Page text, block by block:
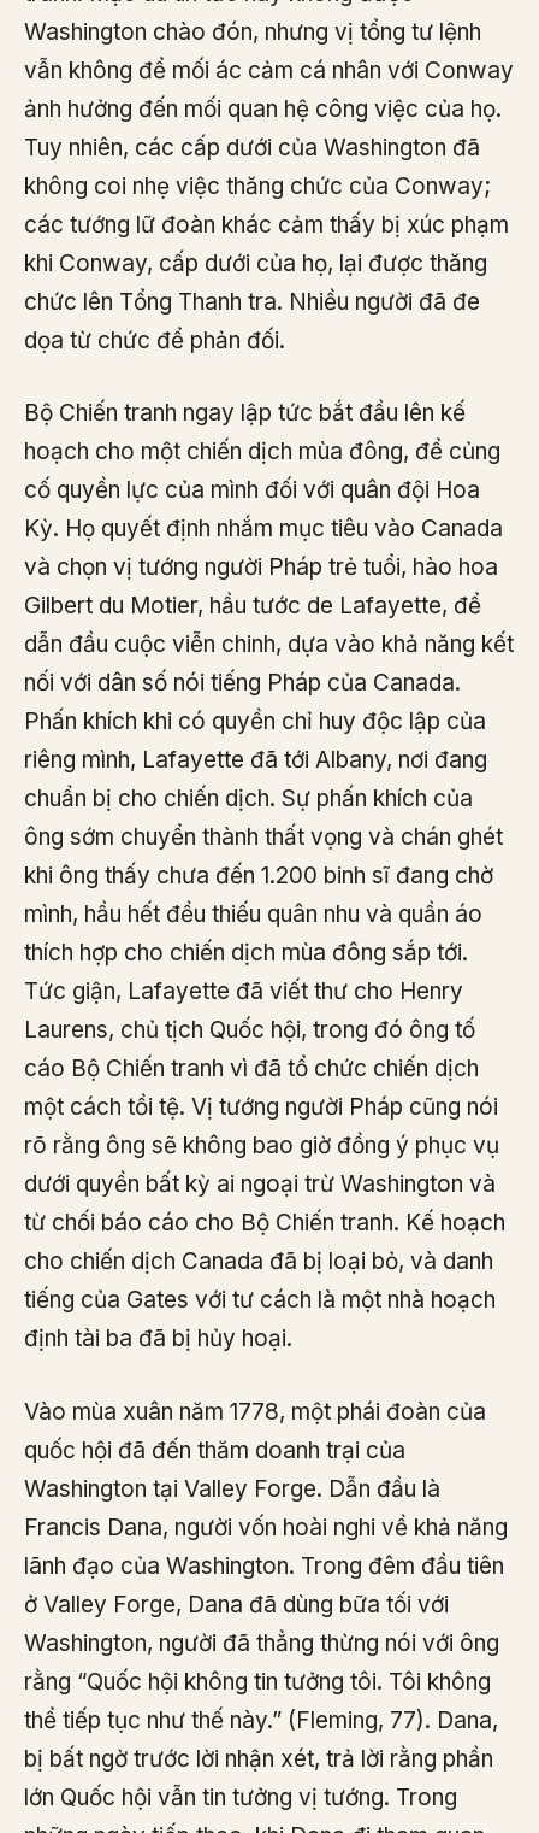
Washington chào đón, nhưng vị tổng tư lệnh
vẫn không để mối ác cảm cá nhân với Conway
ảnh hưởng đến mối quan hệ công việc của họ.
Tuy nhiên, các cấp dưới của Washington đã
không coi nhẹ việc thăng chức của Conway;
các tướng lữ đoàn khác cảm thấy bị xúc phạm
khi Conway, cấp dưới của họ, lại được thăng
chức lên Tổng Thanh tra. Nhiều người đã đe
dọa từ chức để phản đối.
Bộ Chiến tranh ngay lập tức bắt đầu lên kế
hoạch cho một chiến dịch mùa đông, để củng
cố quyền lực của mình đối với quân đội Hoa
Kỳ. Họ quyết định nhắm mục tiêu vào Canada
và chọn vị tướng người Pháp trẻ tuổi, hào hoa
Gilbert du Motier, hầu tước de Lafayette, để
dẫn đầu cuộc viễn chinh, dựa vào khả năng kết
nối với dân số nói tiếng Pháp của Canada.
Phấn khích khi có quyền chỉ huy độc lập của
riêng mình, Lafayette đã tới Albany, nơi đang
chuẩn bị cho chiến dịch. Sự phấn khích của
ông sớm chuyển thành thất vọng và chán ghét
khi ông thấy chưa đến 1.200 binh sĩ đang chờ
mình, hầu hết đều thiếu quân nhu và quần áo
thích hợp cho chiến dịch mùa đông sắp tới.
Tức giận, Lafayette đã viết thư cho Henry
Laurens, chủ tịch Quốc hội, trong đó ông tố
cáo Bộ Chiến tranh vì đã tổ chức chiến dịch
một cách tồi tệ. Vị tướng người Pháp cũng nói
rõ rằng ông sẽ không bao giờ đồng ý phục vụ
dưới quyền bất kỳ ai ngoại trừ Washington và
từ chối báo cáo cho Bộ Chiến tranh. Kế hoạch
cho chiến dịch Canada đã bị loại bỏ, và danh
tiếng của Gates với tư cách là một nhà hoạch
định tài ba đã bị hủy hoại.
Vào mùa xuân năm 1778, một phái đoàn của
quốc hội đã đến thăm doanh trại của
Washington tại Valley Forge. Dẫn đầu là
Francis Dana, người vốn hoài nghi về khả năng
lãnh đạo của Washington. Trong đêm đầu tiên
ở Valley Forge, Dana đã dùng bữa tối với
Washington, người đã thẳng thừng nói với ông
rằng “Quốc hội không tin tưởng tôi. Tôi không
thể tiếp tục như thế này.” (Fleming, 77). Dana,
bị bất ngờ trước lời nhận xét, trả lời rằng phần
lớn Quốc hội vẫn tin tưởng vị tướng. Trong